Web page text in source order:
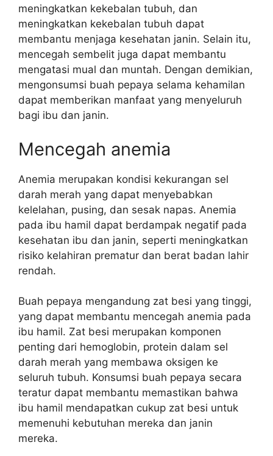
meningkatkan kekebalan tubuh, dan
meningkatkan kekebalan tubuh dapat
membantu menjaga kesehatan janin. Selain itu,
mencegah sembelit juga dapat membantu
mengatasi mual dan muntah. Dengan demikian,
mengonsumsi buah pepaya selama kehamilan
dapat memberikan manfaat yang menyeluruh
bagi ibu dan janin.
Mencegah anemia
Anemia merupakan kondisi kekurangan sel
darah merah yang dapat menyebabkan
kelelahan, pusing, dan sesak napas. Anemia
pada ibu hamil dapat berdampak negatif pada
kesehatan ibu dan janin, seperti meningkatkan
risiko kelahiran prematur dan berat badan lahir
rendah.
Buah pepaya mengandung zat besi yang tinggi,
yang dapat membantu mencegah anemia pada
ibu hamil. Zat besi merupakan komponen
penting dari hemoglobin, protein dalam sel
darah merah yang membawa oksigen ke
seluruh tubuh. Konsumsi buah pepaya secara
teratur dapat membantu memastikan bahwa
ibu hamil mendapatkan cukup zat besi untuk
memenuhi kebutuhan mereka dan janin
mereka.